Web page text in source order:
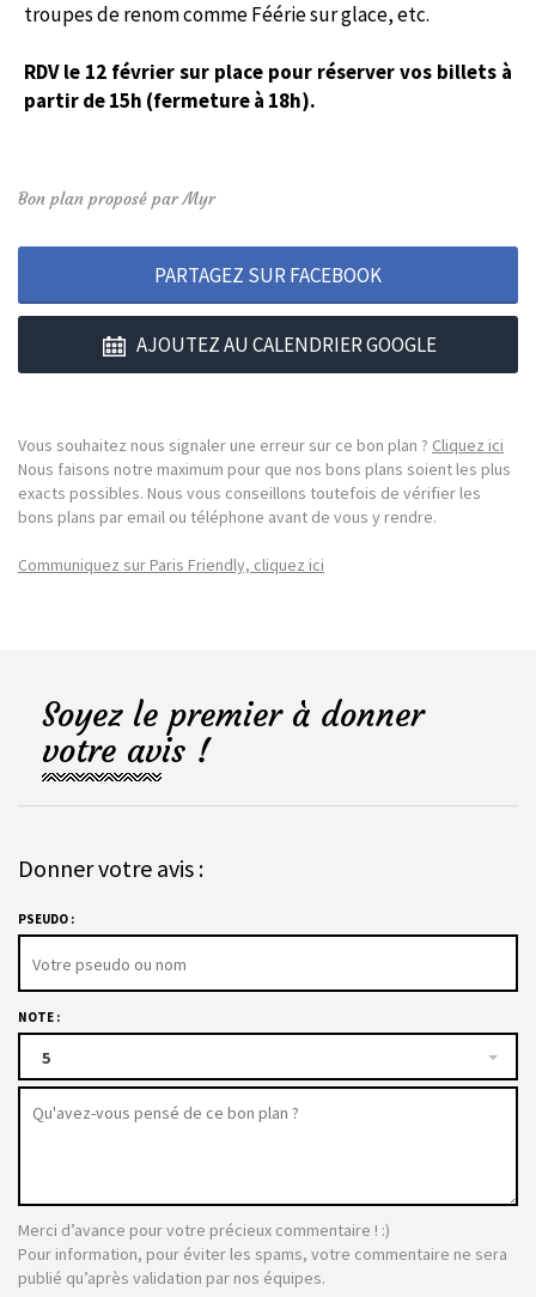
troupes de renom comme Féérie sur glace, etc.
RDV le 12 février sur place pour réserver vos billets à
partir de 15h (fermeture à 18h).
Bon plan proposé par Myr
PARTAGEZ SUR FACEBOOK
AJOUTEZ AU CALENDRIER GOOGLE
Vous souhaitez nous signaler une erreur sur ce bon plan ? Cliquez ici
Nous faisons notre maximum pour que nos bons plans soient les plus
exacts possibles. Nous vous conseillons toutefois de vérifier les
bons plans par email ou téléphone avant de vous y rendre.
Communiquez sur Paris Friendly, cliquez ici
Soyez le premier à donner
votre avis !
Donner votre avis :
PSEUDO :
NOTE :
5
Merci d’avance pour votre précieux commentaire ! :)
Pour information, pour éviter les spams, votre commentaire ne sera
publié qu’après validation par nos équipes.